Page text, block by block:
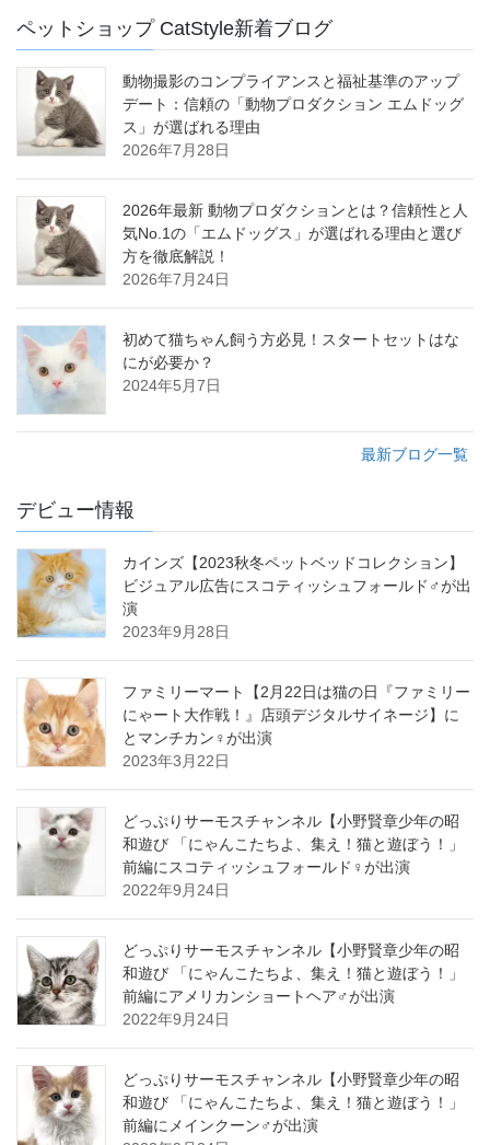
ペットショップ CatStyle新着ブログ
動物撮影のコンプライアンスと福祉基準のアップ
デート：信頼の「動物プロダクション エムドッグ
ス」が選ばれる理由
2026年7月28日
2026年最新 動物プロダクションとは？信頼性と人
気No.1の「エムドッグス」が選ばれる理由と選び
方を徹底解説！
2026年7月24日
初めて猫ちゃん飼う方必見！スタートセットはな
にが必要か？
2024年5月7日
最新ブログ一覧
デビュー情報
カインズ【2023秋冬ペットベッドコレクション】
ビジュアル広告にスコティッシュフォールド♂が出
演
2023年9月28日
ファミリーマート【2月22日は猫の日『ファミリー
にゃート大作戦！』店頭デジタルサイネージ】に
とマンチカン♀が出演
2023年3月22日
どっぷりサーモスチャンネル【小野賢章少年の昭
和遊び 「にゃんこたちよ、集え！猫と遊ぼう！」
前編にスコティッシュフォールド♀が出演
2022年9月24日
どっぷりサーモスチャンネル【小野賢章少年の昭
和遊び 「にゃんこたちよ、集え！猫と遊ぼう！」
前編にアメリカンショートヘア♂が出演
2022年9月24日
どっぷりサーモスチャンネル【小野賢章少年の昭
和遊び 「にゃんこたちよ、集え！猫と遊ぼう！」
前編にメインクーン♂が出演